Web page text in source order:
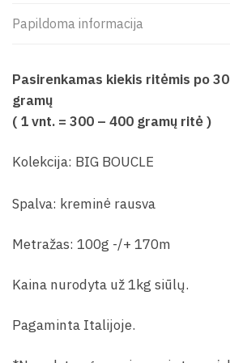
Papildoma informacija
Pasirenkamas kiekis ritėmis po
gramų
( 1 vnt. = 300 – 400 gramų ritė )
Kolekcija: BIG BOUCLE
Spalva: kreminė rausva
Metražas: 100g -/+ 170m
Kaina nurodyta už 1kg siūlų.
Pagaminta Italijoje.